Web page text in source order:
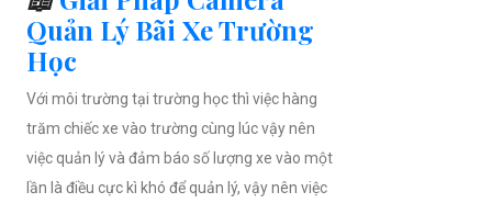
Quản Lý Bãi Xe Trường
Học
Với môi trường tại trường học thì việc hàng
trăm chiếc xe vào trường cùng lúc vậy nên
việc quản lý và đảm báo số lượng xe vào một
lần là điều cực kì khó để quản lý, vậy nên việc